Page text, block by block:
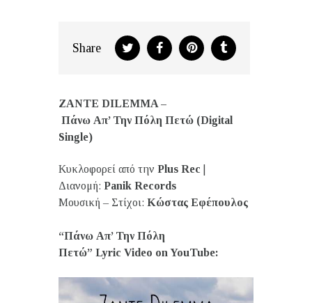
Share
ZANTE DILEMMA –
Πάνω Απ’ Την Πόλη Πετώ (Digital
Single)
Κυκλοφορεί από την Plus Rec
Διανομή: Panik Records
Μουσική – Στίχοι: Κώστας Εφέπουλος
“Πάνω Απ’ Την Πόλη
Πετώ” Lyric Video on YouTube: